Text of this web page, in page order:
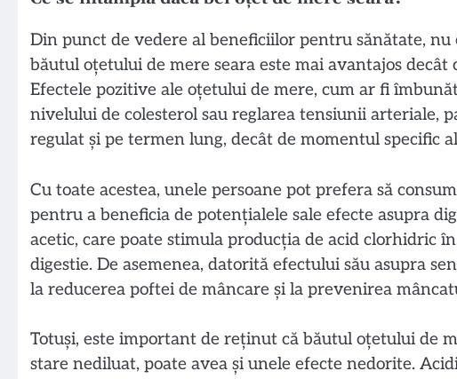
Din punct de vedere al beneficiilor pentru sănătate, nu
băutul oțetului de mere seara este mai avantajos
Efectele pozitive ale oțetului de mere, cum ar fi
nivelului de colesterol sau reglarea tensiunii arteriale,
regulat și pe termen lung, decât de momentul specific
Cu toate acestea, unele persoane pot prefera să
pentru a beneficia de potențialele sale efecte asupra
acetic, care poate stimula producția de acid clorhidric
digestie. De asemenea, datorită efectului său asupra
la reducerea poftei de mâncare și la prevenirea
Totuși, este important de reținut că băutul oțetului de
stare nediluat, poate avea și unele efecte nedorite.